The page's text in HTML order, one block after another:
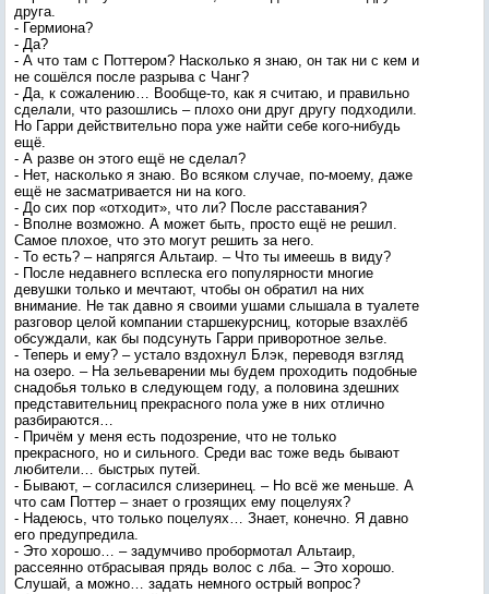
друга.
- Гермиона?
- Да?
- А что там с Поттером? Насколько я знаю, он так ни с кем и
не сошёлся после разрыва с Чанг?
- Да, к сожалению… Вообще-то, как я считаю, и правильно
сделали, что разошлись – плохо они друг другу подходили.
Но Гарри действительно пора уже найти себе кого-нибудь
ещё.
- А разве он этого ещё не сделал?
- Нет, насколько я знаю. Во всяком случае, по-моему, даже
ещё не засматривается ни на кого.
- До сих пор «отходит», что ли? После расставания?
- Вполне возможно. А может быть, просто ещё не решил.
Самое плохое, что это могут решить за него.
- То есть? – напрягся Альтаир. – Что ты имеешь в виду?
- После недавнего всплеска его популярности многие
девушки только и мечтают, чтобы он обратил на них
внимание. Не так давно я своими ушами слышала в туалете
разговор целой компании старшекурсниц, которые взахлёб
обсуждали, как бы подсунуть Гарри приворотное зелье.
- Теперь и ему? – устало вздохнул Блэк, переводя взгляд
на озеро. – На зельеварении мы будем проходить подобные
снадобья только в следующем году, а половина здешних
представительниц прекрасного пола уже в них отлично
разбираются…
- Причём у меня есть подозрение, что не только
прекрасного, но и сильного. Среди вас тоже ведь бывают
любители… быстрых путей.
- Бывают, – согласился слизеринец. – Но всё же меньше. А
что сам Поттер – знает о грозящих ему поцелуях?
- Надеюсь, что только поцелуях… Знает, конечно. Я давно
его предупредила.
- Это хорошо… – задумчиво пробормотал Альтаир,
рассеянно отбрасывая прядь волос с лба. – Это хорошо.
Слушай, а можно… задать немного острый вопрос?